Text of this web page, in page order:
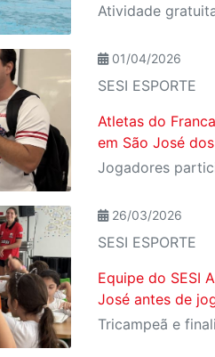
01/04/2026
SESI ESPORTE
Atletas do
em São José
26/03/2026
SESI ESPORTE
Equipe do SESI
José antes de